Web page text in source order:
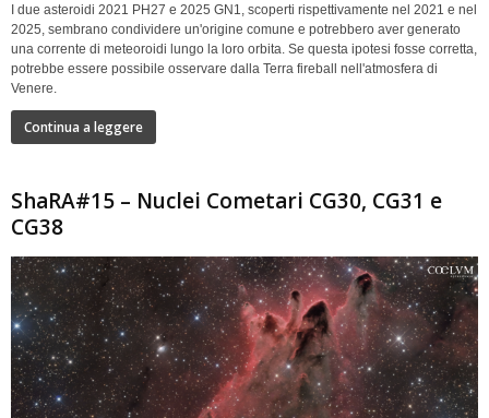
I due asteroidi 2021 PH27 e 2025 GN1, scoperti rispettivamente nel 2021 e nel
2025, sembrano condividere un'origine comune e potrebbero aver generato
una corrente di meteoroidi lungo la loro orbita. Se questa ipotesi fosse corretta,
potrebbe essere possibile osservare dalla Terra fireball nell'atmosfera di
Venere.
Continua a leggere
ShaRA#15 – Nuclei Cometari CG30, CG31 e
CG38